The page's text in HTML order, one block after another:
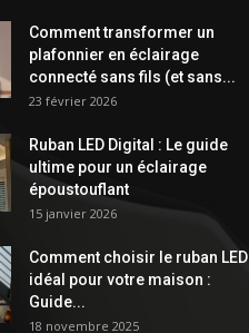
Comment transformer un
plafonnier en éclairage
connecté sans fils (et sans...
23 février 2026
Ruban LED Digital : Le guide
ultime pour un éclairage
époustouflant
15 janvier 2026
Comment choisir le ruban LED
idéal pour votre maison :
Guide...
18 novembre 2025